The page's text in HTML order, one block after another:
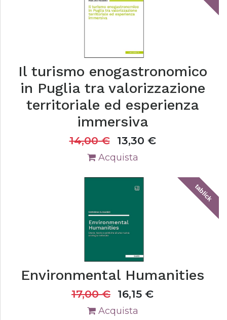
Il turismo enogastronomico
in Puglia tra valorizzazione
territoriale ed esperienza
immersiva
14,00€ 13,30 €
Acquista
tablick
Environmental Humanities
17,00€ 16,15 €
Acquista